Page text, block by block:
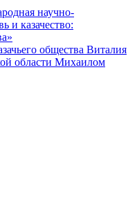
научно-
и казачество:
общества Виталия
области Михаилом